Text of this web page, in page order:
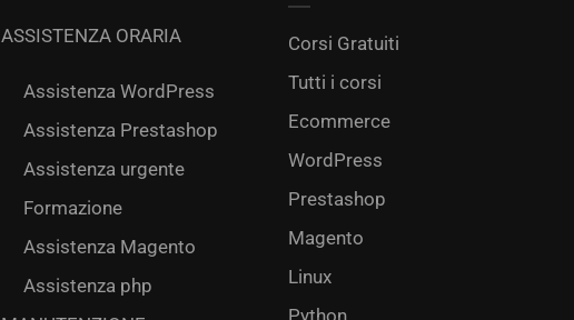
ASSISTENZA ORARIA
Assistenza WordPress
Assistenza Prestashop
Assistenza urgente
Formazione
Assistenza Magento
Assistenza php
Corsi Gratuiti
Tutti i corsi
Ecommerce
WordPress
Prestashop
Magento
Linux
Python